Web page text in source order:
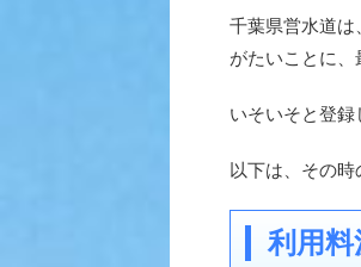
千葉県営水道は
がたいことに、
いそいそと登録
以下は、その時
利用